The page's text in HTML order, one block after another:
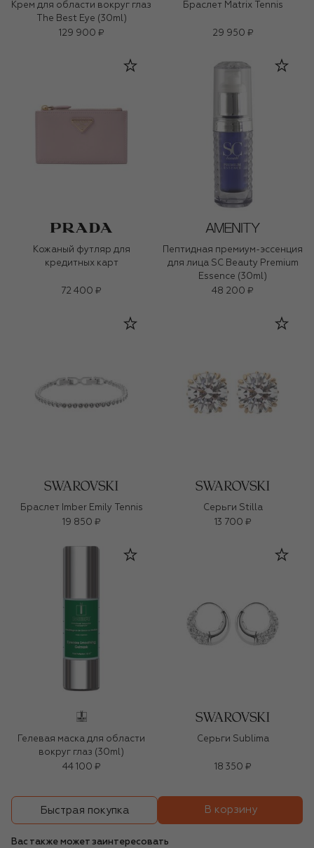
Крем для области вокруг глаз
The Best Eye (30ml)
129 900 ₽
Браслет Matrix Tennis
29 950 ₽
Кожаный футляр для
кредитных карт
72 400 ₽
Пептидная премиум-эссенция
для лица SC Beauty Premium
Essence (30ml)
48 200 ₽
Браслет Imber Emily Tennis
19 850 ₽
Серьги Stilla
13 700 ₽
Гелевая маска для области
вокруг глаз (30ml)
44 100 ₽
Серьги Sublima
18 350 ₽
Быстрая покупка В корзину
Вас также может заинтересовать